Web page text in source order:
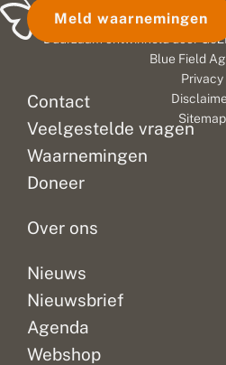
Contact
Veelgestelde vragen
Waarnemingen
Doneer
Over ons
Nieuws
Nieuwsbrief
Agenda
Webshop
Meld waarnemingen
© 2026
Duurzaam ontwikkeld door
Blue Field
Privacy
Sitemap